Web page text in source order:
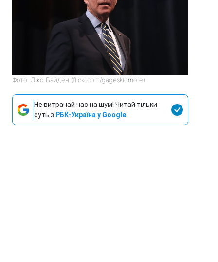
Фото: Джо Байден (flickr.com/gageskidmore)
Не витрачай час на шум! Читай тільки
суть з РБК-Україна у Google